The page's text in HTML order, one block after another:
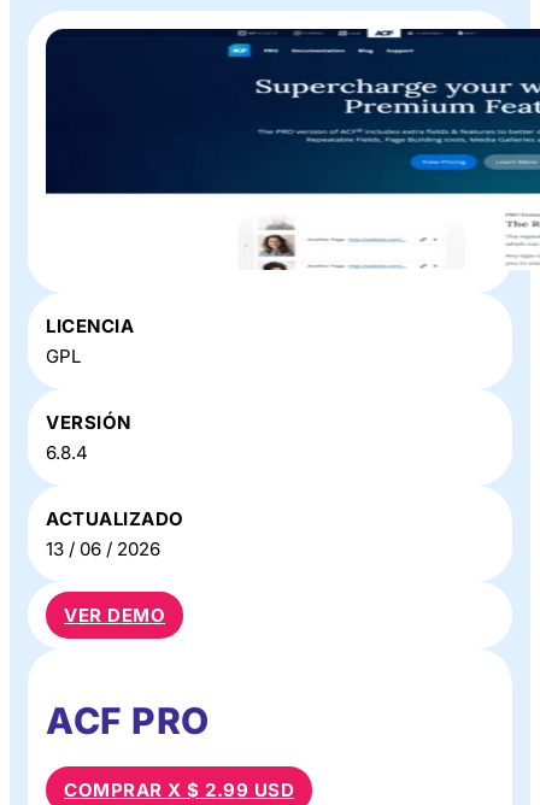
LICENCIA
GPL
VERSIÓN
6.8.4
ACTUALIZADO
13 / 06 / 2026
VER DEMO
ACF PRO
COMPRAR X $ 2.99 USD